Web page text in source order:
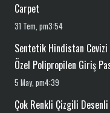
Carpet
31 Tem, pm3:54
Sentetik Hindistan Cevizi
Özel Polipropilen Giriş
5 May, pm4:39
Çok Renkli Çizgili